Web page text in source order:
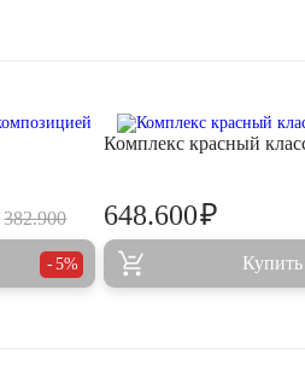
382.900
5%
Комплекс красный
648.600₽
Купить